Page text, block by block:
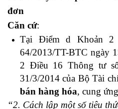
đơn
Căn cứ:
Tại Điểm d Khoản
64/2013/TT-BTC ngày
2 Điều 16 Thông tư
31/3/2014 của Bộ Tài
bán hàng hóa, cung
“2. Cách lập một số tiêu